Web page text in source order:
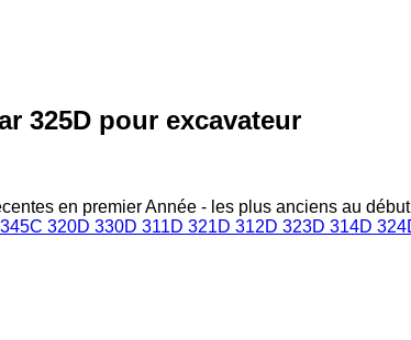
325D pour excavateur
en premierAnnée - les plus anciens au début